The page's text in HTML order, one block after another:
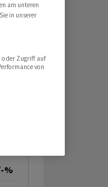
%
am unteren
in unserer
oder Zugriff auf
von